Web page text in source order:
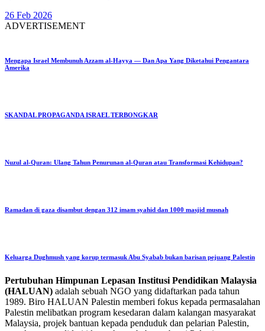
26 Feb 2026
ADVERTISEMENT
Mengapa Israel Membunuh Azzam al-Hayya — Dan Apa Yang Diketahui Pengantara
Amerika
SKANDAL PROPAGANDA ISRAEL TERBONGKAR
Nuzul al-Quran: Ulang Tahun Penurunan al-Quran atau Transformasi Kehidupan?
Ramadan di gaza disambut dengan 312 imam syahid dan 1000 masjid musnah
Keluarga Dughmush yang korup termasuk Abu Syabab bukan barisan pejuang Palestin
Pertubuhan Himpunan Lepasan Institusi Pendidikan Malaysia
(HALUAN) adalah sebuah NGO yang didaftarkan pada tahun
1989. Biro HALUAN Palestin memberi fokus kepada permasalahan
Palestin melibatkan program kesedaran dalam kalangan masyarakat
Malaysia, projek bantuan kepada penduduk dan pelarian Palestin,